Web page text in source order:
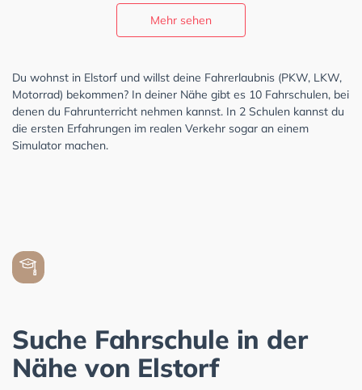
Mehr sehen
Du wohnst in Elstorf und willst deine Fahrerlaubnis (PKW, LKW,
Motorrad) bekommen? In deiner Nähe gibt es 10 Fahrschulen, bei
denen du Fahrunterricht nehmen kannst. In 2 Schulen kannst du
die ersten Erfahrungen im realen Verkehr sogar an einem
Simulator machen.
Suche Fahrschule in der
Nähe von Elstorf